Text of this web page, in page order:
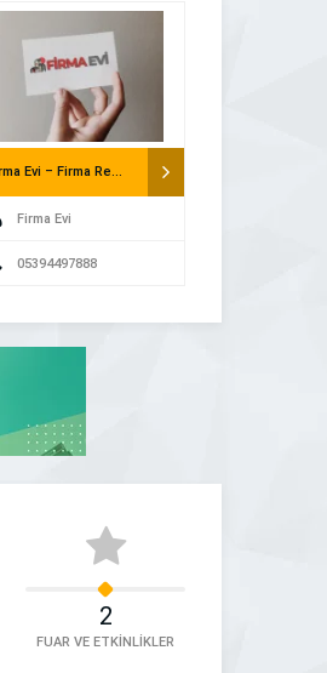
Firma Evi – Firma Rehberi
Firma Evi
05394497888
2
FUAR VE ETKİNLİKLER